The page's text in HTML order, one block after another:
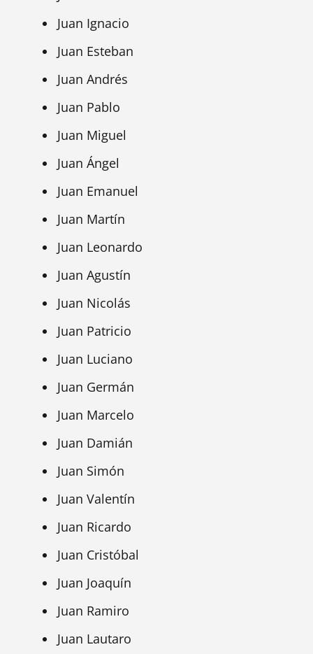
Juan Ignacio
Juan Esteban
Juan Andrés
Juan Pablo
Juan Miguel
Juan Ángel
Juan Emanuel
Juan Martín
Juan Leonardo
Juan Agustín
Juan Nicolás
Juan Patricio
Juan Luciano
Juan Germán
Juan Marcelo
Juan Damián
Juan Simón
Juan Valentín
Juan Ricardo
Juan Cristóbal
Juan Joaquín
Juan Ramiro
Juan Lautaro